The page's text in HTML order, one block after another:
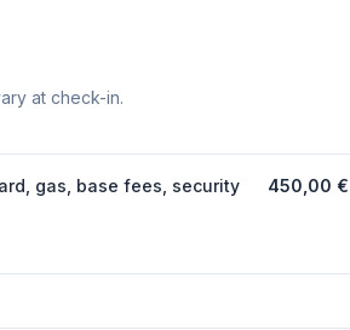
at check-in.
gas, base fees, security
450,00 €